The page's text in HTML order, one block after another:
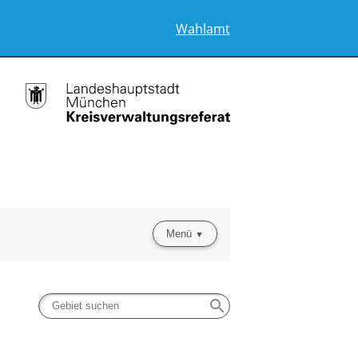
Wahlamt
Menü
search